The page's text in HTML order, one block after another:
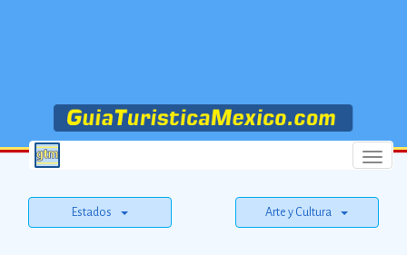
Menu
Estados Arte y Cultura